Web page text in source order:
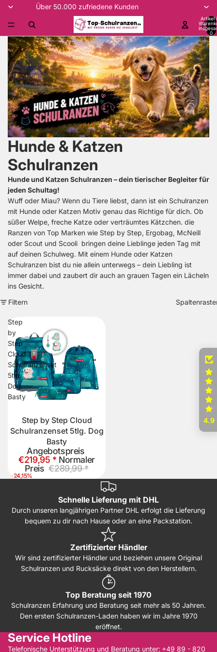
Über 50.000 zufriedene Kunden
Artikel
0
Hunde & Katzen
Schulranzen
Hunde und Katzen Schulranzen – dein tierischer Begleiter für
jeden Schultag!
Wuff oder Miau? Wenn du Tiere liebst, dann ist ein Schulranzen
mit Hunde oder Katzen Motiv genau das Richtige für dich. Ob
süßer Welpe, freche Katze oder verträumtes Kätzchen. die
Ranzen von Top Marken wie Step by Step, Ergobag, McNeill
oder Scout und Scooli bringen deine Lieblinge jeden Tag mit
auf deinen Schulweg. Mit einem Hunde oder Katzen
Schulranzen bist du nie allein unterwegs – dein Liebling ist
immer dabei und zaubert dir auch an grauen Tagen ein Lächeln
ins Gesicht.
Filtern
Step
by
Step
Cloud
Schulranzenset
5tlg.
Dog
Basty
Step by Step Cloud
Schulranzenset 5tlg. Dog
Basty
Angebotspreis
€219,95 * Normaler
Preis €289,99 *
-24,15%
Schnelle Lieferung mit DHL
Durch unseren langjährigen Partner DHL erfolgt die Lieferung
bequem zu dir nach Hause oder an eine Packstation.
Zertifizierter Händler
Wir sind zertifizierter Händler und beziehen unsere Original
Schulranzen und Rucksäcke direkt von den Herstellern.
Top Beratung seit 1970
Schulranzen Erfahrung und Beratung seit mehr als 50 Jahren.
Den ersten Schulranzen-Laden haben wir im Jahre 1970
eröffnet.
Service Hotline
Telefonische Unterstützung und Beratung unter: +49 89 - 820
4.9